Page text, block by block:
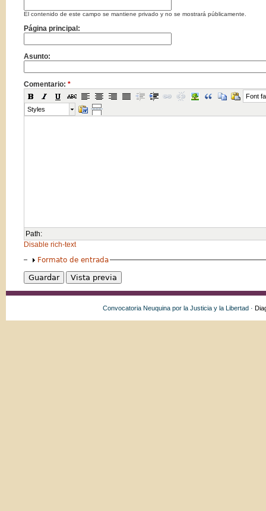
El contenido de este campo se mantiene privado y no se mostrará públicamente.
Página principal:
Asunto:
Comentario: *
Font
Styles
Path:
Disable rich-text
Formato de entrada
Convocatoria Neuquina por la Justicia y la Libertad ·